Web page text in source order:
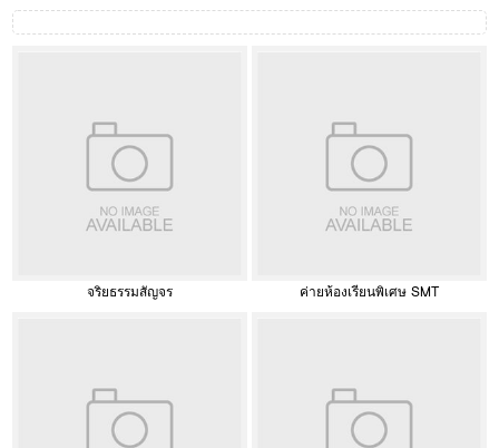
จริยธรรมสัญจร ค่ายห้องเรียนพิเศษ SMT